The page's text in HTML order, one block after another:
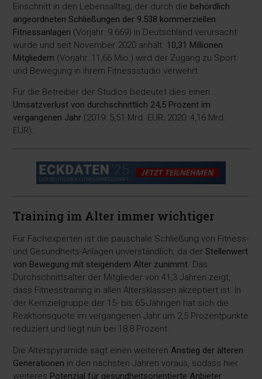
Einschnitt in den Lebensalltag, der durch die behördlich
angeordneten Schließungen der 9.538 kommerziellen
Fitnessanlagen (Vorjahr: 9.669) in Deutschland verursacht
wurde und seit November 2020 anhält. 10,31 Millionen
Mitgliedern (Vorjahr: 11,66 Mio.) wird der Zugang zu Sport
und Bewegung in ihrem Fitnessstudio verwehrt.
Für die Betreiber der Studios bedeutet dies einen
Umsatzverlust von durchschnittlich 24,5 Prozent im
vergangenen Jahr (2019: 5,51 Mrd. EUR; 2020: 4,16 Mrd.
EUR).
Training im Alter immer wichtiger
Für Fachexperten ist die pauschale Schließung von Fitness-
und Gesundheits-Anlagen unverständlich, da derStellenwert
von Bewegung mit steigendem Alter zunimmt. Das
Durchschnittsalter der Mitglieder von 41,3 Jahren zeigt,
dass Fitnesstraining in allen Altersklassen akzeptiert ist. In
der Kernzielgruppe der 15- bis 65-Jährigen hat sich die
Reaktionsquote im vergangenen Jahr um 2,5 Prozentpunkte
reduziert und liegt nun bei 18,8 Prozent.
Die Alterspyramide sagt einen weiteren Anstieg der älteren
Generationen in den nächsten Jahren voraus, sodass hier
weiteres Potenzial für gesundheitsorientierte Anbieter